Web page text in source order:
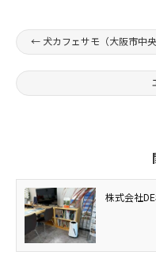
← 犬カフェサモ（大阪市中央
株式会社